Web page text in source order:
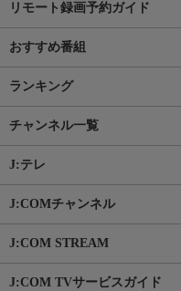
リモート録画予約ガイド
おすすめ番組
ランキング
チャンネル一覧
J:テレ
J:COMチャンネル
J:COM STREAM
J:COM TVサービスガイド